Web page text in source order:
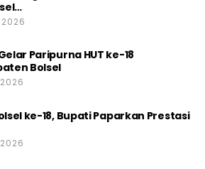
Paripurna HUT ke-18
Bolsel
ke-18, Bupati Paparkan Prestasi